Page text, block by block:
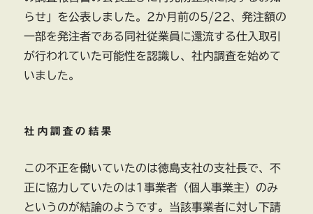
らせ」を公表しました。2か月前の5/22、発注額の
一部を発注者である同社従業員に還流する仕入取引
が行われていた可能性を認識し、社内調査を始めて
いました。
社内調査の結果
この不正を働いていたのは徳島支社の支社長で、不
正に協力していたのは1事業者（個人事業主）のみ
というのが結論のようです。当該事業者に対し下請